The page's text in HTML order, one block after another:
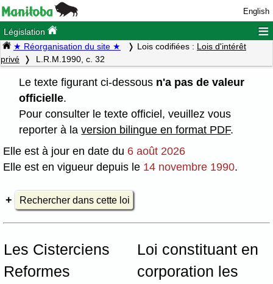
English
Législation ≡
★ Réorganisation du site ★ Lois codifiées : Lois d'intérêt
privé
L.R.M.1990, c. 32
Le texte figurant ci-dessous n'a pas de valeur
officielle.
Pour consulter le texte officiel, veuillez vous
reporter à laversion bilingue en format PDF.
Elle est à jour en date du 6 août 2026
Elle est en vigueur depuis le 14 novembre 1990.
Rechercher dans cette loi
Les Cisterciens
Reformes
Loi constituant en
corporation les